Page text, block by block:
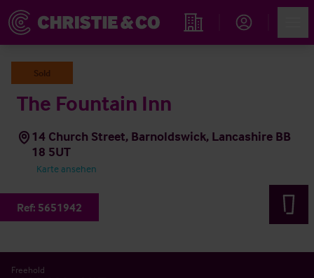
Immobiliensuche
Sold
The Fountain Inn
14 Church Street, Barnoldswick, Lancashire BB
18 5UT
Karte ansehen
Ref: 5651942
Freehold